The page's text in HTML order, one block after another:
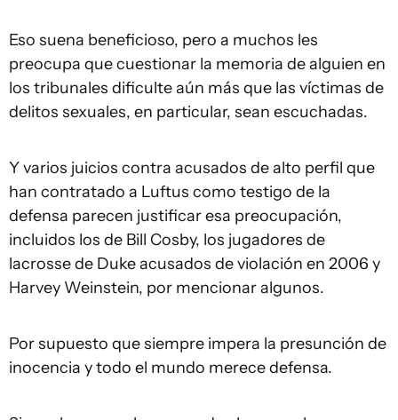
Eso suena beneficioso, pero a muchos les
preocupa que cuestionar la memoria de alguien en
los tribunales dificulte aún más que las víctimas de
delitos sexuales, en particular, sean escuchadas.
Y varios juicios contra acusados de alto perfil que
han contratado a Luftus como testigo de la
defensa parecen justificar esa preocupación,
incluidos los de Bill Cosby, los jugadores de
lacrosse de Duke acusados de violación en 2006 y
Harvey Weinstein, por mencionar algunos.
Por supuesto que siempre impera la presunción de
inocencia y todo el mundo merece defensa.